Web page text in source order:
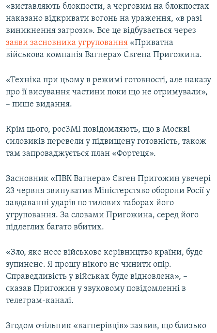
«виставляють блокпости, а черговим на блокпостах
наказано відкривати вогонь на ураження, «в разі
виникнення загрози». Все це відбувається через
заяви засновника угруповання «Приватна
військова компанія Вагнера» Євгена Пригожина.
«Техніка при цьому в режимі готовності, але наказу
про її висування частини поки що не отримували»,
– пише видання.
Крім цього, росЗМІ повідомляють, що в Москві
силовиків перевели у підвищену готовність, також
там запроваджується план «Фортеця».
Засновник «ПВК Вагнера» Євген Пригожин увечері
23 червня звинуватив Міністерстяво оборони Росії у
завдаванні ударів по тилових таборах його
угруповання. За словами Пригожина, серед його
підлеглих багато вбитих.
«Зло, яке несе військове керівництво країни, буде
зупинене. Я прошу нікого не чинити опір.
Справедливість у військах буде відновлена», –
сказав Пригожин у звуковому повідомленні в
телеграм-каналі.
Згодом очільник «вагнерівців» заявив, що близько